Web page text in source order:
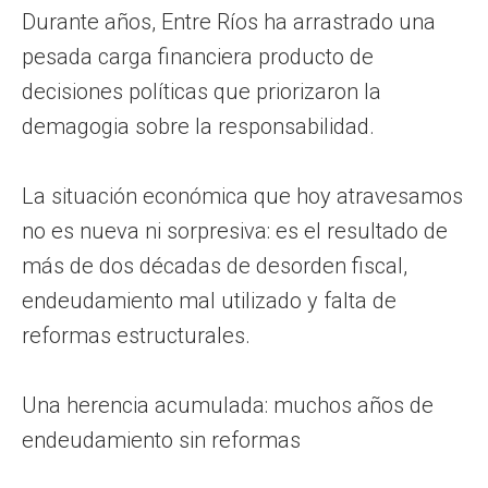
Durante años, Entre Ríos ha arrastrado una
pesada carga financiera producto de
decisiones políticas que priorizaron la
demagogia sobre la responsabilidad.
La situación económica que hoy atravesamos
no es nueva ni sorpresiva: es el resultado de
más de dos décadas de desorden fiscal,
endeudamiento mal utilizado y falta de
reformas estructurales.
Una herencia acumulada: muchos años de
endeudamiento sin reformas